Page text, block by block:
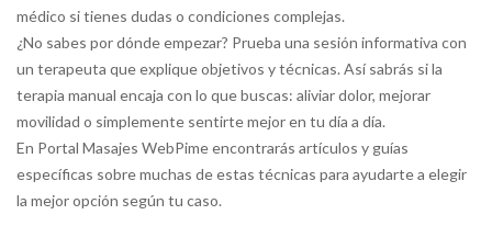
médico si tienes dudas o condiciones complejas.
¿No sabes por dónde empezar? Prueba una sesión informativa con
un terapeuta que explique objetivos y técnicas. Así sabrás si la
terapia manual encaja con lo que buscas: aliviar dolor, mejorar
movilidad o simplemente sentirte mejor en tu día a día.
En Portal Masajes WebPime encontrarás artículos y guías
específicas sobre muchas de estas técnicas para ayudarte a elegir
la mejor opción según tu caso.